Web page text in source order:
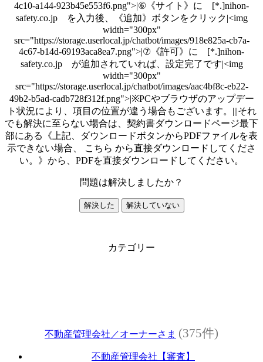
4c10-a144-923b45e553f6.png">|⑥《サイト》に [*.]nihon-
safety.co.jp を入力後、《追加》ボタンをクリック|<img
width="300px"
src="https://storage.userlocal.jp/chatbot/images/918e825a-cb7a-
4c67-b14d-69193aca8ea7.png">|⑦《許可》に [*.]nihon-
safety.co.jp が追加されていれば、設定完了です|<img
width="300px"
src="https://storage.userlocal.jp/chatbot/images/aac4bf8c-eb22-
49b2-b5ad-cadb728f312f.png">|※PCやブラウザのアップデー
ト状況により、項目の位置が違う場合もございます。|||それ
でも解決に至らない場合は、契約書ダウンロードページ最下
部にある《上記、ダウンロードボタンからPDFファイルを表
示できない場合、 こちら から直接ダウンロードしてくださ
い。》から、PDFを直接ダウンロードしてください。
問題は解決しましたか？
解決した 解決していない
カテゴリー
不動産管理会社／オーナーさま (375件)
不動産管理会社【審査】